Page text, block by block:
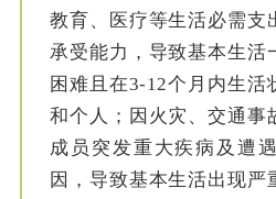
教育、医疗等生活必需支
承受能力，导致基本生活
困难且在3-12个月内生活
和个人；因火灾、交通事
成员突发重大疾病及遭
因，导致基本生活出现严